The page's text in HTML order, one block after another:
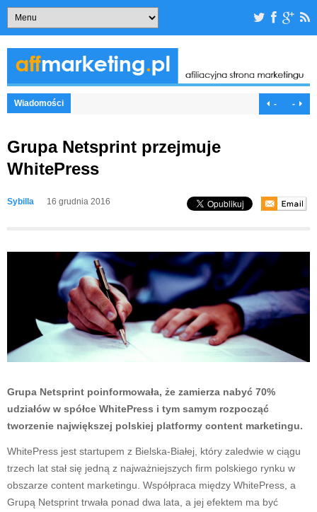
Wiadomości - -
Grupa Netsprint przejmuje
WhitePress
Sybilla 16 grudnia 2016
Grupa Netsprint poinformowała, że zamierza nabyć 70%
udziałów w spółce WhitePress i tym samym rozpocząć
tworzenie największej polskiej platformy content marketingu.
WhitePress jest startupem z Bielska-Białej, który zaledwie w ciągu
trzech lat stał się jedną z najważniejszych firm polskiego rynku w
obszarze content marketingu. Współpraca między WhitePress, a
Grupą Netsprint trwała ponad dwa lata, a jej efektem ma być